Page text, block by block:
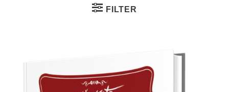
FILTER